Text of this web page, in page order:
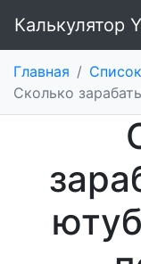
Калькулятор
Главная /
Cколько